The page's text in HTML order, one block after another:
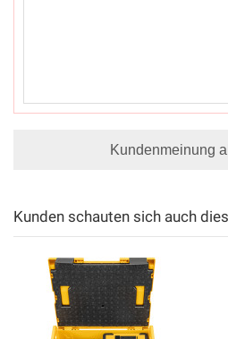
Kundenmeinung
Kunden schauten sich auch